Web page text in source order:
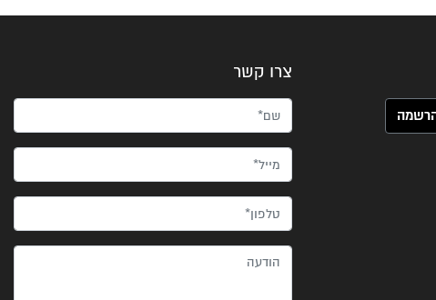
צרו קשר
שם*
מייל*
טלפון*
הודעה